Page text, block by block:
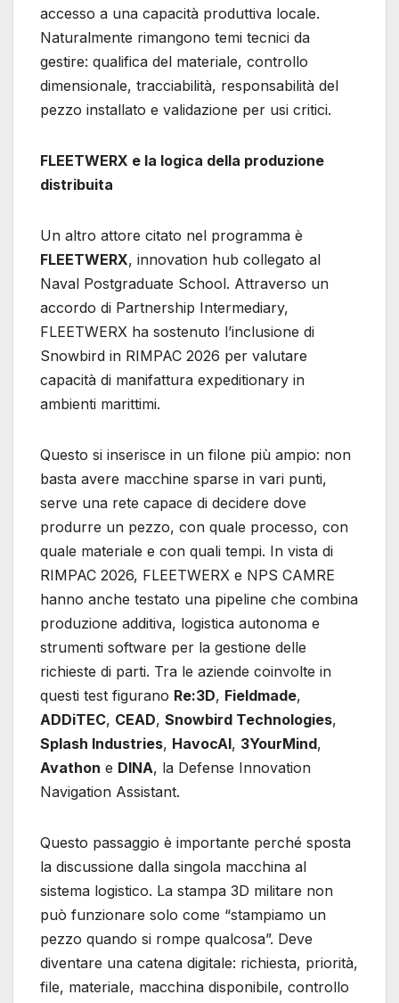
accesso a una capacità produttiva locale.
Naturalmente rimangono temi tecnici da
gestire: qualifica del materiale, controllo
dimensionale, tracciabilità, responsabilità del
pezzo installato e validazione per usi critici.
FLEETWERX e la logica della produzione
distribuita
Un altro attore citato nel programma è
FLEETWERX, innovation hub collegato al
Naval Postgraduate School. Attraverso un
accordo di Partnership Intermediary,
FLEETWERX ha sostenuto l’inclusione di
Snowbird in RIMPAC 2026 per valutare
capacità di manifattura expeditionary in
ambienti marittimi.
Questo si inserisce in un filone più ampio: non
basta avere macchine sparse in vari punti,
serve una rete capace di decidere dove
produrre un pezzo, con quale processo, con
quale materiale e con quali tempi. In vista di
RIMPAC 2026, FLEETWERX e NPS CAMRE
hanno anche testato una pipeline che combina
produzione additiva, logistica autonoma e
strumenti software per la gestione delle
richieste di parti. Tra le aziende coinvolte in
questi test figurano Re:3D, Fieldmade,
ADDiTEC, CEAD, Snowbird Technologies,
Splash Industries, HavocAI, 3YourMind,
Avathon e DINA, la Defense Innovation
Navigation Assistant.
Questo passaggio è importante perché sposta
la discussione dalla singola macchina al
sistema logistico. La stampa 3D militare non
può funzionare solo come “stampiamo un
pezzo quando si rompe qualcosa”. Deve
diventare una catena digitale: richiesta, priorità,
file, materiale, macchina disponibile, controllo